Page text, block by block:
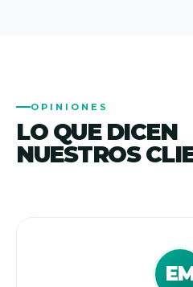
OPINIONES
LO QUE DICEN
NUESTROS